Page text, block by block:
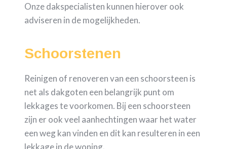
Onze dakspecialisten kunnen hierover ook
adviseren in de mogelijkheden.
Schoorstenen
Reinigen of renoveren van een schoorsteen is
net als dakgoten een belangrijk punt om
lekkages te voorkomen. Bij een schoorsteen
zijn er ook veel aanhechtingen waar het water
een weg kan vinden en dit kan resulteren in een
lekkage in de woning.